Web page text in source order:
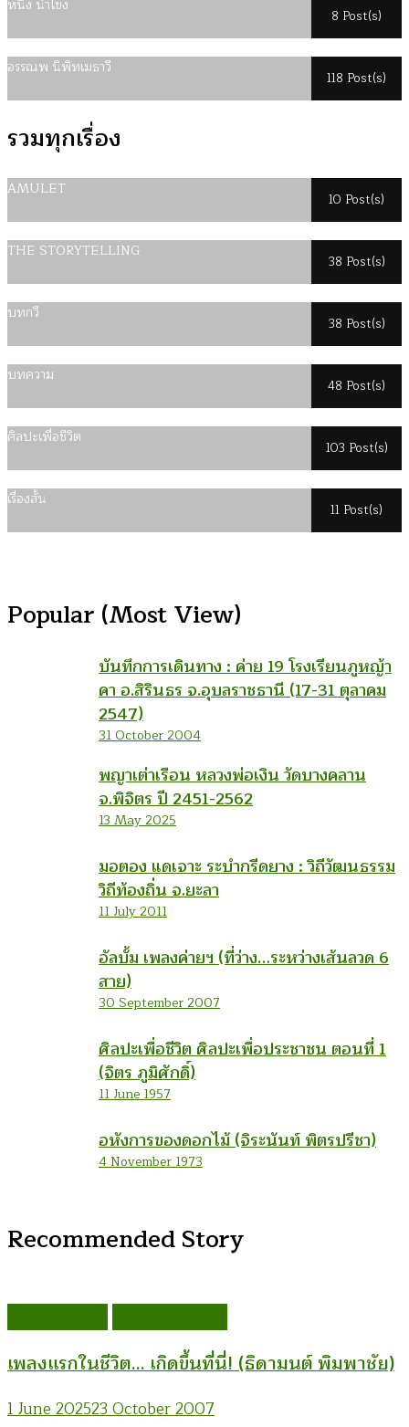
หนึ่ง น้ำโขง
8 Post(s)
อรรณพ นิพิทเมธาวี
118 Post(s)
รวมทุกเรื่อง
AMULET
10 Post(s)
THE STORYTELLING
38 Post(s)
บทกวี
38 Post(s)
บทความ
48 Post(s)
ศิลปะเพื่อชีวิต
103 Post(s)
เรื่องสั้น
11 Post(s)
Popular (Most View)
บันทึกการเดินทาง : ค่าย 19 โรงเรียนภูหญ้า
คา อ.สิรินธร จ.อุบลราชธานี (17-31 ตุลาคม
2547)
31 October 2004
พญาเต่าเรือน หลวงพ่อเงิน วัดบางคลาน
จ.พิจิตร ปี 2451-2562
13 May 2025
มอตอง แดเจาะ ระบำกรีดยาง : วิถีวัฒนธรรม
วิถีท้องถิ่น จ.ยะลา
11 July 2011
อัลบั้ม เพลงค่ายฯ (ที่ว่าง…ระหว่างเส้นลวด 6
สาย)
30 September 2007
ศิลปะเพื่อชีวิต ศิลปะเพื่อประชาชน ตอนที่ 1
(จิตร ภูมิศักดิ์)
11 June 1957
อหังการของดอกไม้ (จิระนันท์ พิตรปรีชา)
4 November 1973
Recommended Story
เพลงแรกในชีวิต… เกิดขึ้นที่นี่! (ธิดามนต์ พิมพาชัย)
1 June 202523 October 2007